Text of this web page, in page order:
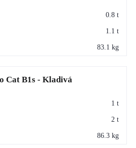
0.8 t
1.1 t
83.1 kg
Cat B1s - Kladivá
1 t
2 t
86.3 kg